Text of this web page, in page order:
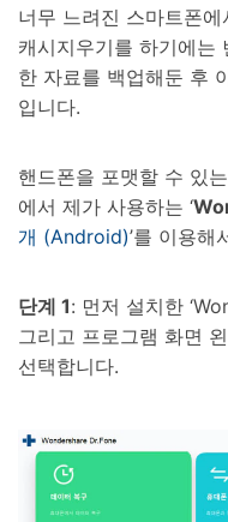
너무 느려진 스마트폰
캐시지우기를 하기에는
한 자료를 백업해둔 후
입니다.
핸드폰을 포맷할 수 있
에서 제가 사용하는 ‘
개 (Android)’를 이용해
단계 1: 먼저 설치한
그리고 프로그램 화면
선택합니다.